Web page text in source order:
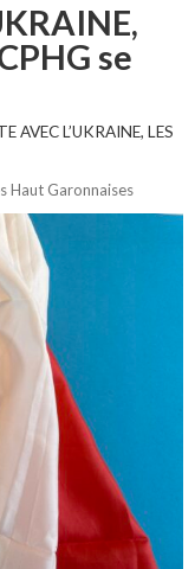
se
AVEC L’UKRAINE, LES
Haut Garonnaises